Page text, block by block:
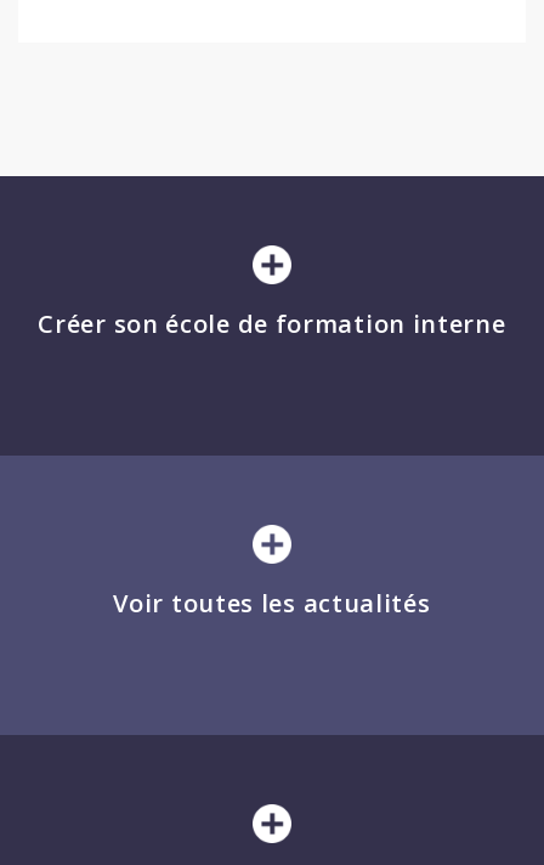
Créer son école de formation interne
Voir toutes les actualités